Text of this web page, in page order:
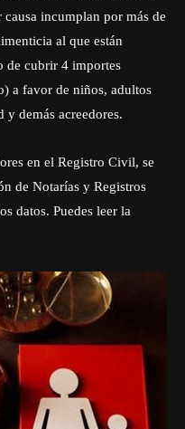
incumplan por más de
al que están
de cubrir 4 importes
a favor de niños, adultos
y demás acreedores.
en el Registro Civil, se
de Notarías y Registros
datos. Puedes leer la